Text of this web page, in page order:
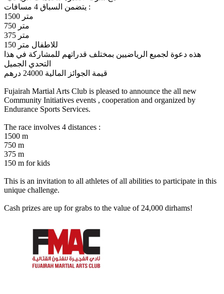
يتضمن السباق 4 مسافات :
1500 متر
750 متر
375 متر
150 للاطفال متر
هذه دعوة لجميع الرياضيين بمختلف قدراتهم للمشاركة في هذا
التحدي الجميل
قيمة الجوائز المالية 24000 درهم
Fujairah Martial Arts Club is pleased to announce the all new
Community Initiatives events , cooperation and organized by
Endurance Sports Services.
The race involves 4 distances :
1500 m
750 m
375 m
150 m for kids
This is an invitation to all athletes of all abilities to participate in this
unique challenge.
Cash prizes are up for grabs to the value of 24,000 dirhams!